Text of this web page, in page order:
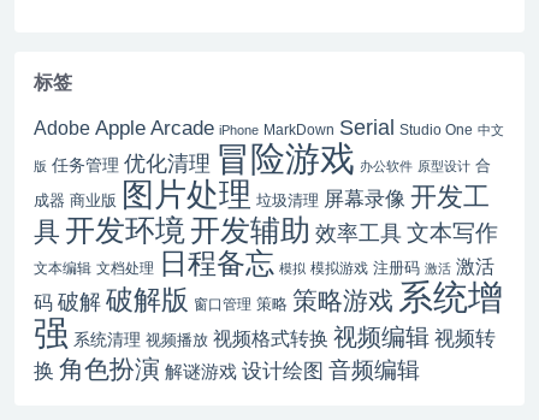
标签
Adobe Apple Arcade iPhone MarkDown Serial Studio One 中文
版 任务管理 优化清理 冒险游戏 办公软件 原型设计 合
成器 商业版 图片处理 垃圾清理 屏幕录像 开发工
具 开发环境开发辅助 效率工具 文本写作
文本编辑 文档处理 日程备忘 模拟 模拟游戏 注册码 激活 激活
码 破解破解版 窗口管理 策略 策略游戏 系统增
强 系统清理 视频播放 视频格式转换 视频编辑 视频转
换 角色扮演 解谜游戏 设计绘图 音频编辑